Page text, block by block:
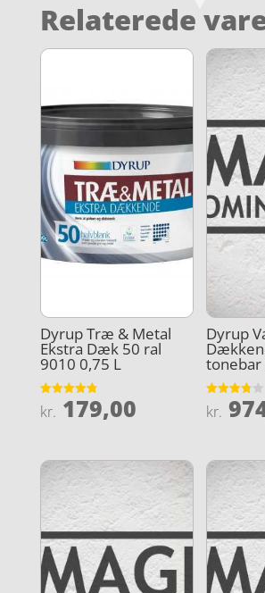
Relaterede
Dyrup Træ & Metal
Ekstra Dæk 50 ral
9010 0,75 L
Vurderet
4.8
kr. 179,00
Dyrup
tonebar
Vurderet
3.8
kr.